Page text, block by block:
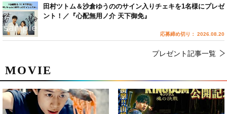
MOVIE
田村ツトム＆沙倉ゆうののサイン入りチェキを1名様にプレゼ
ント！／『心配無用ノ介 天下御免』
応募締め切り： 2026.08.20
プレゼント記事一覧